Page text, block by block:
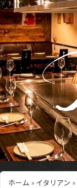
ホーム » イタリアン »